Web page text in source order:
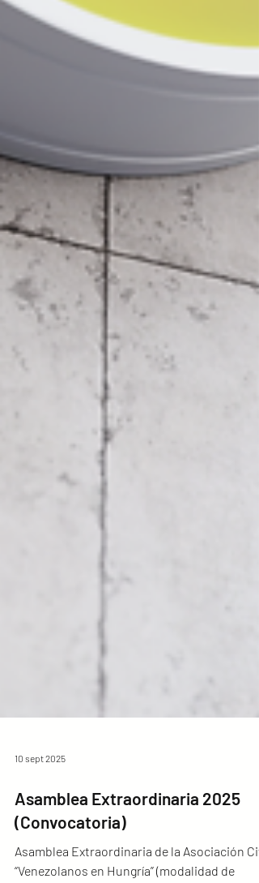
Asamblea Extraordinaria 2025
(Convocatoria)